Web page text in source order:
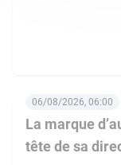
La marque
tête de sa
06/08/2026, 06:00